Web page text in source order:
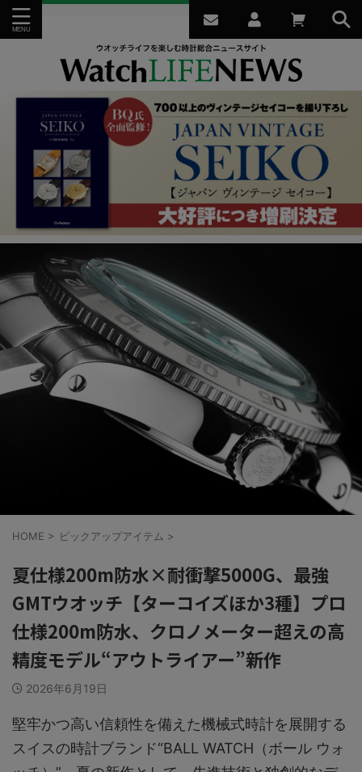
HOME > ピックアップアイテム >
夏仕様200m防水×耐衝撃5000G、最強
GMTウオッチ【ターコイズほか3種】プロ
仕様200m防水、クロノメーター超えの高
精度モデル“アウトライアー”新作
2026年6月19日
堅牢かつ高い信頼性を備えた機械式時計を展開する
スイスの時計ブランド“BALL WATCH（ボール ウォ